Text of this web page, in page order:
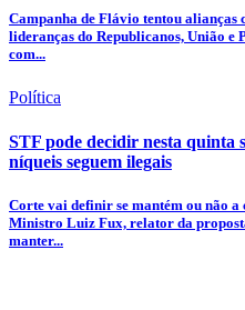
Campanha de Flávio tentou alianças
lideranças do Republicanos, União e
com...
Política
STF pode decidir nesta quinta
níqueis seguem ilegais
Corte vai definir se mantém ou não
Ministro Luiz Fux, relator da
manter...